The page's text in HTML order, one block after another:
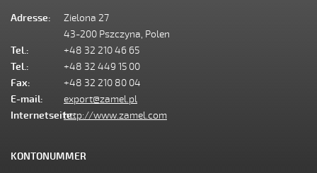
Adresse:
Zielona 27
43-200 Pszczyna, Polen
Tel.:
+48 32 210 46 65
Tel.:
+48 32 449 15 00
Fax:
+48 32 210 80 04
E-mail:
export@zamel.pl
Internetseite:http://www.zamel.com
KONTONUMMER